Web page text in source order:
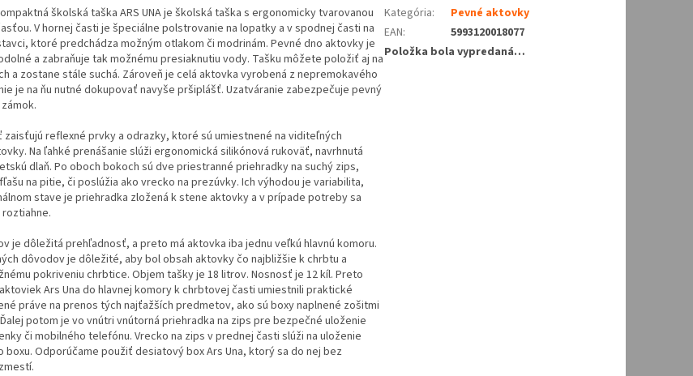
školská taška ARS UNA je školská taška s ergonomicky tvarovanou
V hornej časti je špeciálne polstrovanie na lopatky a v spodnej časti na
ktoré predchádza možným otlakom či modrinám. Pevné dno aktovky je
a zabraňuje tak možnému presiaknutiu vody. Tašku môžete položiť aj na
a zostane stále suchá. Zároveň je celá aktovka vyrobená z nepremokavého
je na ňu nutné dokupovať navyše pršiplášť. Uzatváranie zabezpečuje pevný
reflexné prvky a odrazky, ktoré sú umiestnené na viditeľných
Na ľahké prenášanie slúži ergonomická silikónová rukoväť, navrhnutá
dlaň. Po oboch bokoch sú dve priestranné priehradky na suchý zips,
na pitie, či poslúžia ako vrecko na prezúvky. Ich výhodou je variabilita,
stave je priehradka zložená k stene aktovky a v prípade potreby sa
je dôležitá prehľadnosť, a preto má aktovka iba jednu veľkú hlavnú komoru.
dôvodov je dôležité, aby bol obsah aktovky čo najbližšie k chrbtu a
pokriveniu chrbtice. Objem tašky je 18 litrov. Nosnosť je 12 kíl. Preto
Ars Una do hlavnej komory k chrbtovej časti umiestnili praktické
práve na prenos tých najťažších predmetov, ako sú boxy naplnené zošitmi
potom je vo vnútri vnútorná priehradka na zips pre bezpečné uloženie
či mobilného telefónu. Vrecko na zips v prednej časti slúži na uloženie
boxu. Odporúčame použiť desiatový box Ars Una, ktorý sa do nej bez
Kategória:
Pevné aktovky
EAN:
5993120018077
Položka bola vypredaná…